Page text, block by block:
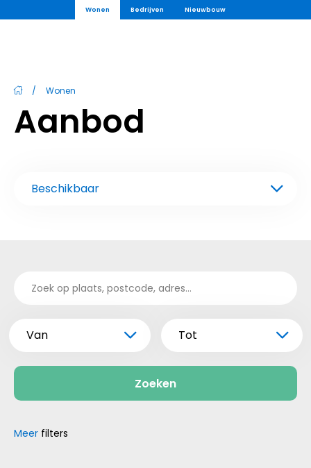
Wonen Bedrijven Nieuwbouw
/ Wonen
Aanbod
Beschikbaar
Van Tot
Zoeken
Meer filters